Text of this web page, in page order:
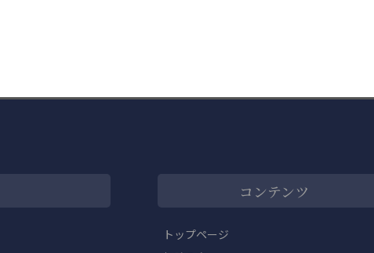
コンテンツ
トップページ